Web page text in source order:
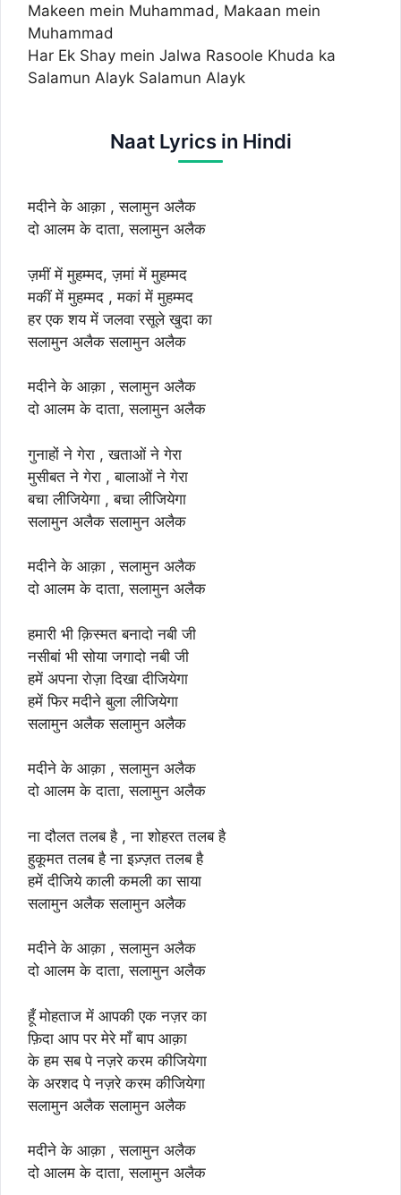
Makeen mein Muhammad, Makaan mein
Muhammad
Har Ek Shay mein Jalwa Rasoole Khuda ka
Salamun Alayk Salamun Alayk
Naat Lyrics in Hindi
मदीने के आक़ा , सलामुन अलैक
दो आलम के दाता, सलामुन अलैक
ज़मीं में मुहम्मद, ज़मां में मुहम्मद
मकीं में मुहम्मद , मकां में मुहम्मद
हर एक शय में जलवा रसूले खुदा का
सलामुन अलैक सलामुन अलैक
मदीने के आक़ा , सलामुन अलैक
दो आलम के दाता, सलामुन अलैक
गुनाहों ने गेरा , खताओं ने गेरा
मुसीबत ने गेरा , बालाओं ने गेरा
बचा लीजियेगा , बचा लीजियेगा
सलामुन अलैक सलामुन अलैक
मदीने के आक़ा , सलामुन अलैक
दो आलम के दाता, सलामुन अलैक
हमारी भी क़िस्मत बनादो नबी जी
नसीबां भी सोया जगादो नबी जी
हमें अपना रोज़ा दिखा दीजियेगा
हमें फिर मदीने बुला लीजियेगा
सलामुन अलैक सलामुन अलैक
मदीने के आक़ा , सलामुन अलैक
दो आलम के दाता, सलामुन अलैक
ना दौलत तलब है , ना शोहरत तलब है
हुकूमत तलब है ना इज़्ज़त तलब है
हमें दीजिये काली कमली का साया
सलामुन अलैक सलामुन अलैक
मदीने के आक़ा , सलामुन अलैक
दो आलम के दाता, सलामुन अलैक
हूँ मोहताज में आपकी एक नज़र का
फ़िदा आप पर मेरे माँ बाप आक़ा
के हम सब पे नज़रे करम कीजियेगा
के अरशद पे नज़रे करम कीजियेगा
सलामुन अलैक सलामुन अलैक
मदीने के आक़ा , सलामुन अलैक
दो आलम के दाता, सलामुन अलैक